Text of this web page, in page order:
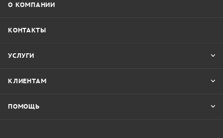
О КОМПАНИИ
КОНТАКТЫ
УСЛУГИ
КЛИЕНТАМ
ПОМОЩЬ